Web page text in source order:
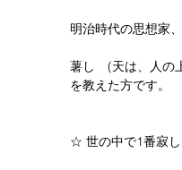
明治時代の思想家
薯し　(天は、人の
を教えた方です
☆ 世の中で1番寂